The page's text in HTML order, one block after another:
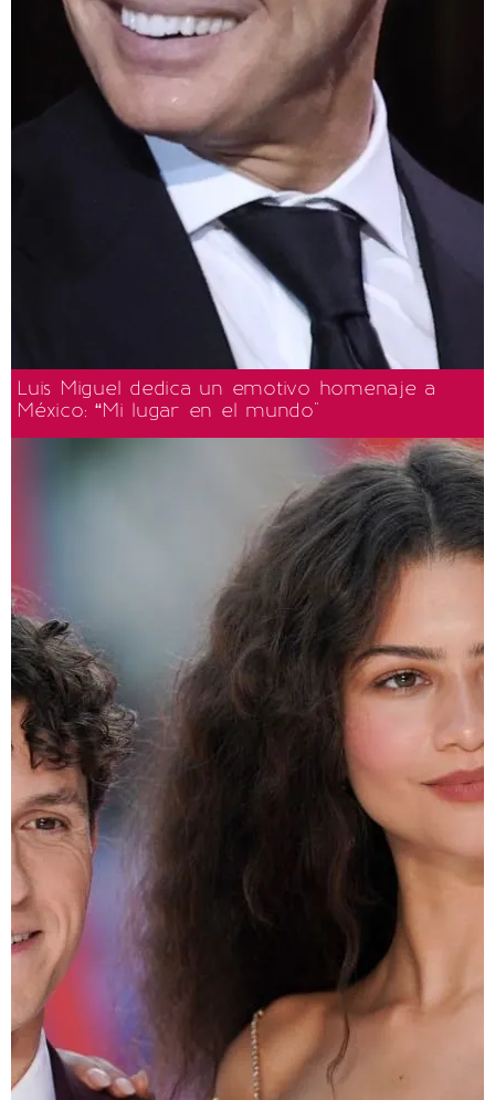
Luis Miguel dedica un emotivo homenaje a
México: “Mi lugar en el mundo"